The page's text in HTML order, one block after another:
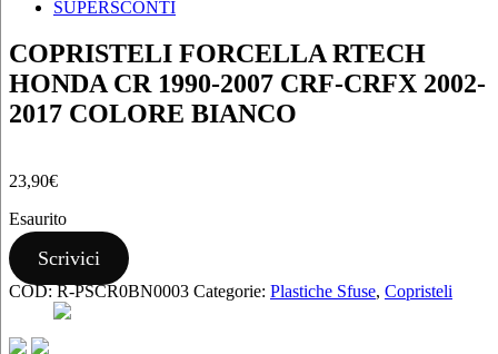
SUPERSCONTI
COPRISTELI FORCELLA RTECH
HONDA CR 1990-2007 CRF-CRFX 2002-
2017 COLORE BIANCO
23,90€
Esaurito
Scrivici
COD:R-PSCR0BN0003 Categorie: Plastiche Sfuse, Copristeli